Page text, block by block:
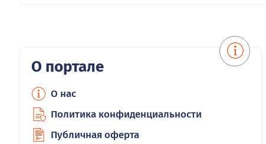
О портале
О нас
Политика конфиденциальности
Публичная оферта